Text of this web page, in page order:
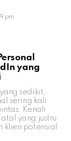
pm
yang
sedikit,
sering kali
Kenali
yang justru
klien potensial